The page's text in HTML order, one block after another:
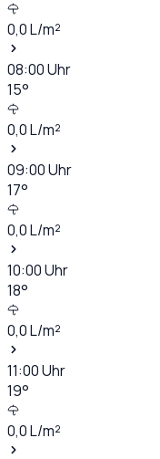
0,0L/m²
08:00Uhr
15°
0,0L/m²
09:00Uhr
17°
0,0L/m²
10:00Uhr
18°
0,0L/m²
11:00Uhr
19°
0,0L/m²